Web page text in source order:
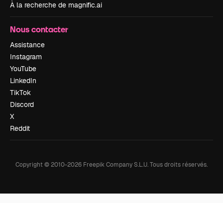
À la recherche de magnific.ai
Nous contacter
Assistance
Instagram
YouTube
LinkedIn
TikTok
Discord
X
Reddit
Copyright © 2010-2026 Freepik Company S.L.U.Tous droits réservés.